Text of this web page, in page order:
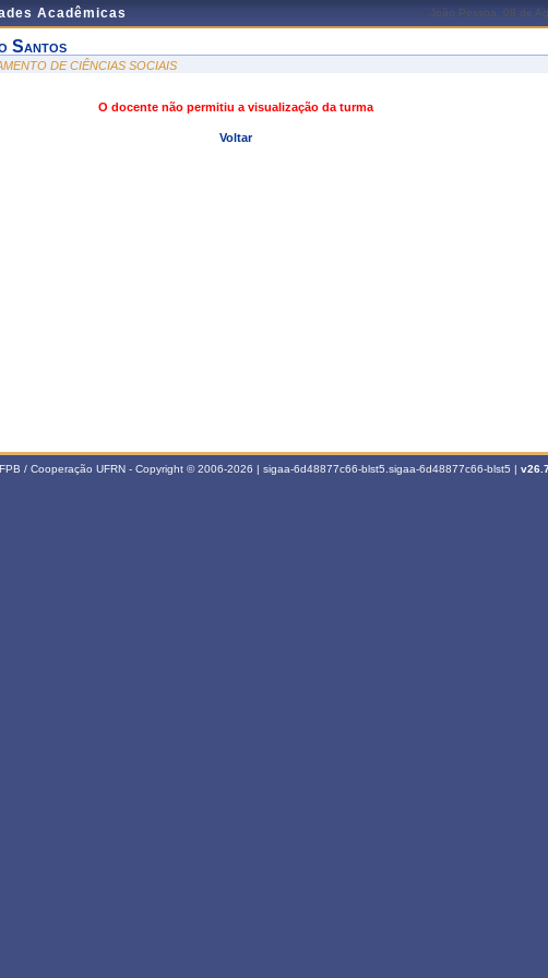
Acadêmicas João Pessoa, 08 de
Santos
DE CIÊNCIAS SOCIAIS
O docente não permitiu a visualização da turma
Voltar
/ Cooperação UFRN - Copyright © 2006-2026 | sigaa-6d48877c66-blst5.sigaa-6d48877c66-blst5 |